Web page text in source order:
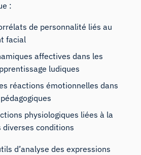
:
de personnalité liés au
facial
affectives dans les
ludiques
réactions émotionnelles dans
physiologiques liées à la
diverses conditions
d’analyse des expressions